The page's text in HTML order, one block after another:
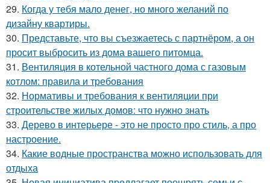
29. Когда у тебя мало денег, но много желаний по
дизайну квартиры.
30. Представьте, что вы съезжаетесь с партнёром, а он
просит выбросить из дома вашего питомца.
31. Вентиляция в котельной частного дома с газовым
котлом: правила и требования
32. Нормативы и требования к вентиляции при
строительстве жилых домов: что нужно знать
33. Дерево в интерьере - это не просто про стиль, а про
настроение.
34. Какие водные пространства можно использовать для
отдыха